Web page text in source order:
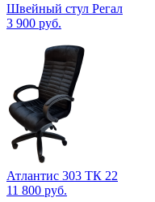
Швейный стул Регал
3 900 руб.
Атлантис 303 ТК 22
11 800 руб.